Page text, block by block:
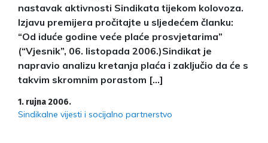
nastavak aktivnosti Sindikata tijekom kolovoza.
Izjavu premijera pročitajte u sljedećem članku:
“Od iduće godine veće plaće prosvjetarima”
(“Vjesnik”, 06. listopada 2006.)Sindikat je
napravio analizu kretanja plaća i zaključio da će s
takvim skromnim porastom […]
1. rujna 2006.
Sindikalne vijesti i socijalno partnerstvo